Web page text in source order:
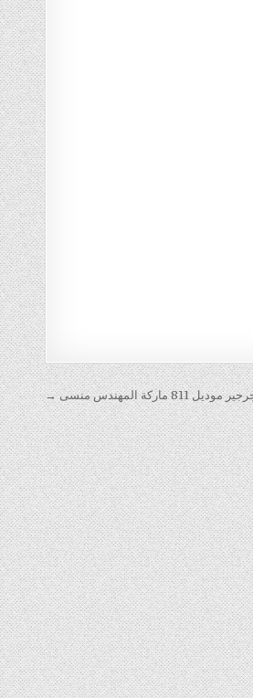
المهندس منسى →